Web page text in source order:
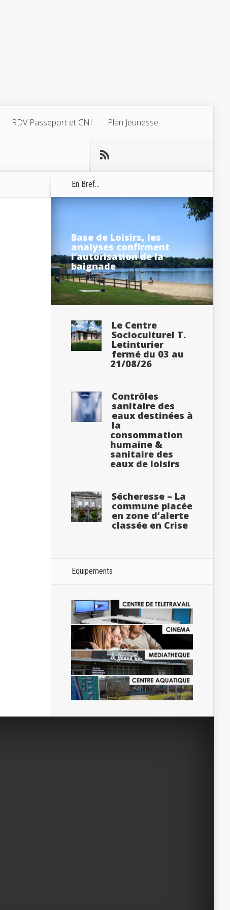
RDV Passeport et CNI Plan Jeunesse
En Bref...
Base de Loisirs, les
analyses confirment
l’autorisation de la
baignade
Le Centre
Socioculturel T.
Letinturier
fermé du 03 au
21/08/26
Contrôles
sanitaire des
eaux destinées à
la
consommation
humaine &
sanitaire des
eaux de loisirs
Sécheresse – La
commune placée
en zone d’alerte
classée en Crise
Equipements